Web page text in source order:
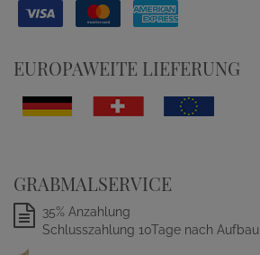
EUROPAWEITE LIEFERUNG
GRABMALSERVICE
35% Anzahlung
Schlusszahlung 10Tage nach Aufbau